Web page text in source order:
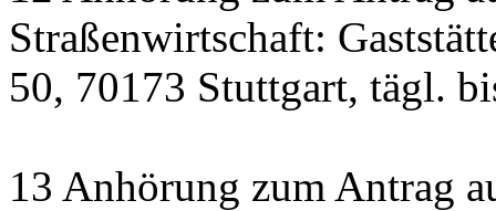
Straßenwirtschaft:
50, 70173 Stuttgart, tägl.
13 Anhörung zum Antrag